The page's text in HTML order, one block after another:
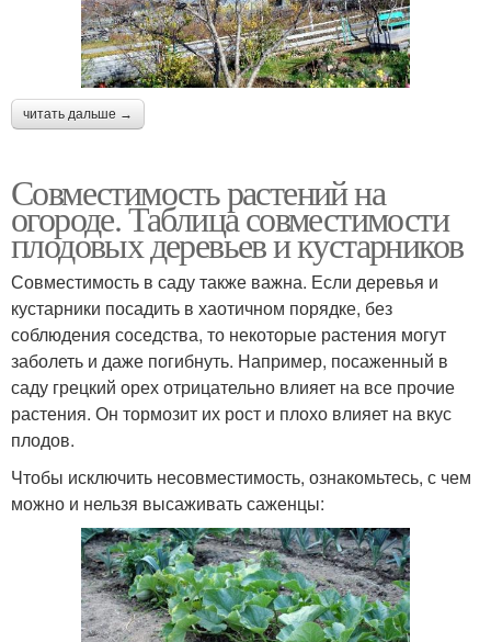
читать дальше →
Совместимость растений на
огороде. Таблица совместимости
плодовых деревьев и кустарников
Совместимость в саду также важна. Если деревья и
кустарники посадить в хаотичном порядке, без
соблюдения соседства, то некоторые растения могут
заболеть и даже погибнуть. Например, посаженный в
саду грецкий орех отрицательно влияет на все прочие
растения. Он тормозит их рост и плохо влияет на вкус
плодов.
Чтобы исключить несовместимость, ознакомьтесь, с чем
можно и нельзя высаживать саженцы: